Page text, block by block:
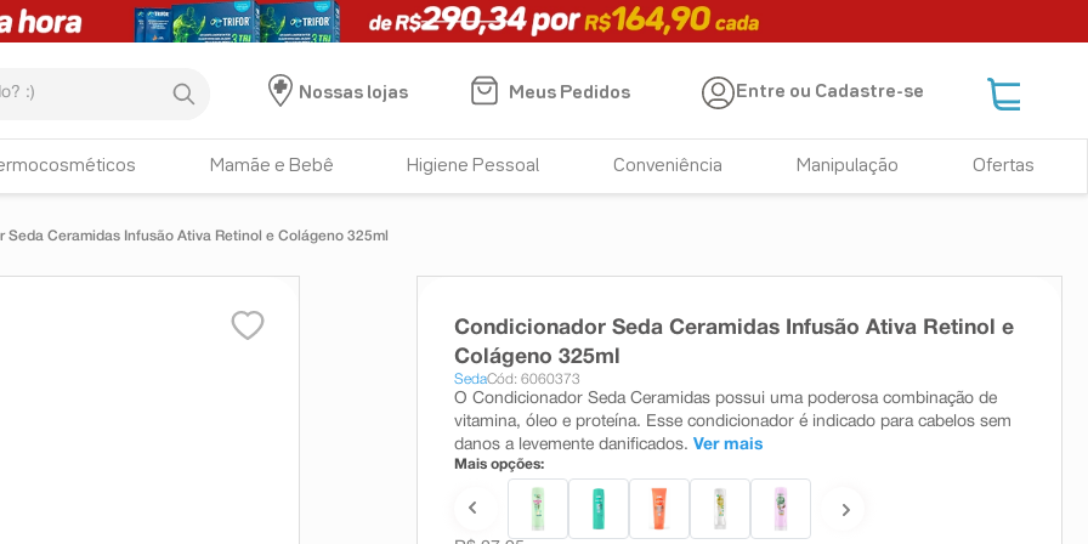
Nossas lojas
Meus Pedidos Entre ou Cadastre-se
Mamãe e Bebê Higiene Pessoal Conveniência Manipulação Ofertas
Seda Ceramidas Infusão Ativa Retinol e Colágeno 325ml
Condicionador Seda Ceramidas Infusão Ativa Retinol e
Colágeno 325ml
SedaCód: 6060373
O Condicionador Seda Ceramidas possui uma poderosa combinação de
vitamina, óleo e proteína. Esse condicionador é indicado para cabelos sem
danos a levemente danificados. Ver mais
Mais opções: